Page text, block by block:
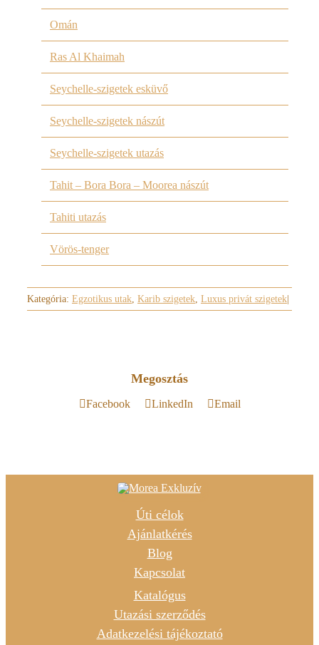
Omán
Ras Al Khaimah
Seychelle-szigetek esküvő
Seychelle-szigetek nászút
Seychelle-szigetek utazás
Tahit – Bora Bora – Moorea nászút
Tahiti utazás
Vörös-tenger
Kategória: Egzotikus utak, Karib szigetek, Luxus privát szigetek
Megosztás
Facebook LinkedIn Email
Úti célok
Ajánlatkérés
Blog
Kapcsolat
Katalógus
Utazási szerződés
Adatkezelési tájékoztató